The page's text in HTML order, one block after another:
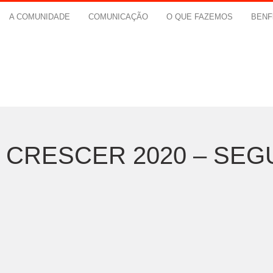
A COMUNIDADE COMUNICAÇÃO O QUE FAZEMOS
CRESCER 2020 –